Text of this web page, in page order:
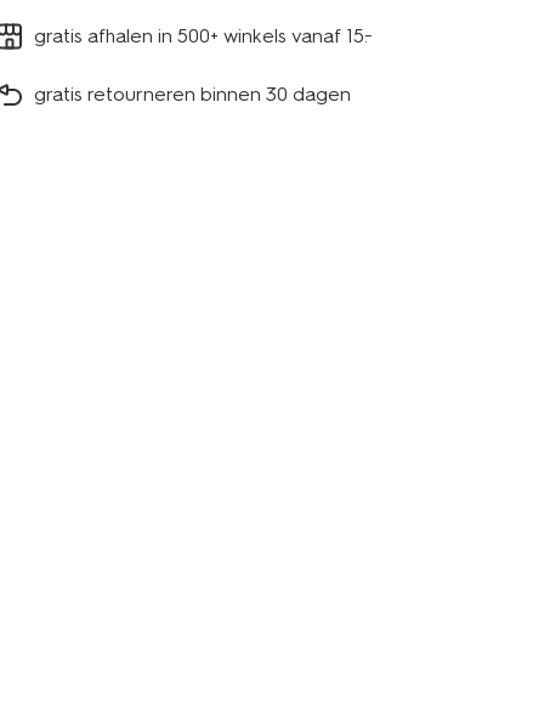
gratis afhalen in 500+ winkels vanaf 15.-
gratis retourneren binnen 30 dagen